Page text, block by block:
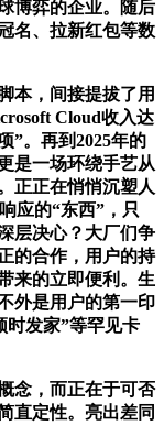
博弈的企业。随后
名、拉新红包等数
，间接提拔了用
Cloud收入达
”。再到2025年的
是一场环绕手艺从
正正在悄悄沉塑人
应的“东西”，只
层决心？大厂们争
的合作，用户的持
来的立即便利。生
外是用户的第一印
时发家”等罕见卡
，而正在于可否
直定性。亮出差同